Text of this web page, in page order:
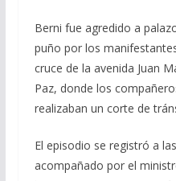
Berni fue agredido a
puño por los
cruce de la avenida Juan
Paz, donde los
realizaban un corte de
El episodio se registró a
acompañado por el